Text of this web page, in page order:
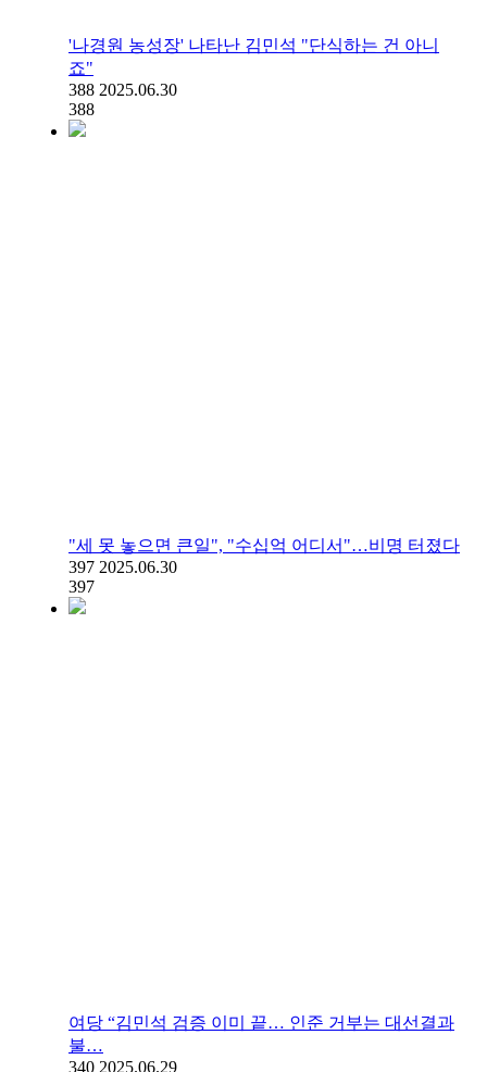
'나경원 농성장' 나타난 김민석 "단식하는 건 아니
죠"
388 2025.06.30
388
"세 못 놓으면 큰일", "수십억 어디서"…비명 터졌다
397 2025.06.30
397
여당 “김민석 검증 이미 끝… 인준 거부는 대선결과
불…
340 2025.06.29